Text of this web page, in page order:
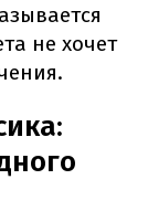
не хочет